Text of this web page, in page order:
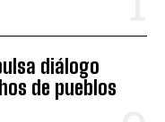
diálogo
de pueblos